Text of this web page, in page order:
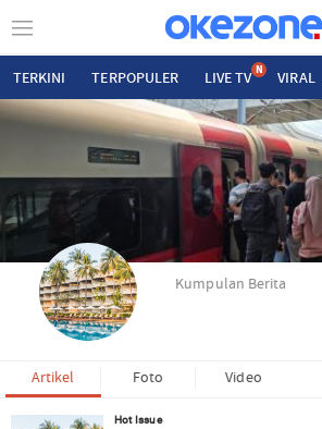
TERKINI TERPOPULER LIVE TV N VIRAL
Kumpulan Berita
Artikel Foto Video
Hot Issue